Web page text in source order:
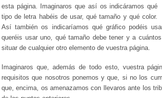
esta página. Imaginaros que así os indicáramos qué
tipo de letra habéis de usar, qué tamaño y qué color.
Así también os indicaríamos qué gráfico podéis
queréis usar uno, qué tamaño debe tener y a
situar de cualquier otro elemento de vuestra página.
Imaginaros que, además de todo esto, vuestra
requisitos que nosotros ponemos y que, si no los
que, encima, os amenazamos con llevaros ante los